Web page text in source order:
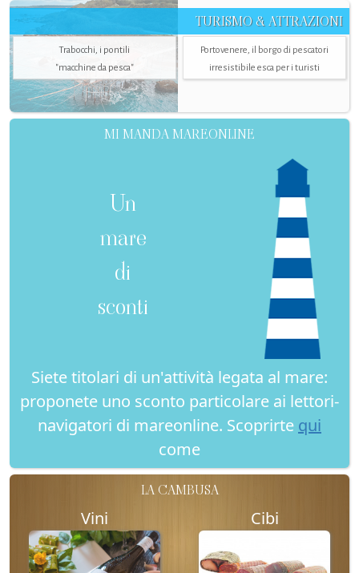
TURISMO & ATTRAZIONI
Trabocchi, i pontili
"macchine da pesca"
Portovenere, il borgo di pescatori
irresistibile esca per i turisti
MI MANDA MAREONLINE
Un
mare
di
sconti
Siete titolari di un'attività legata al mare:
proponete uno sconto particolare ai lettori-
navigatori di mareonline. Scoprirte qui
come
LA CAMBUSA
Vini Cibi